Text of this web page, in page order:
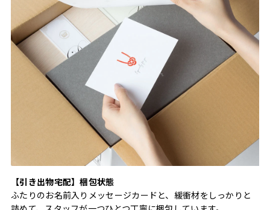
【引き出物宅配】梱包状態
ふたりのお名前入りメッセージカードと、緩衝材をしっかりと